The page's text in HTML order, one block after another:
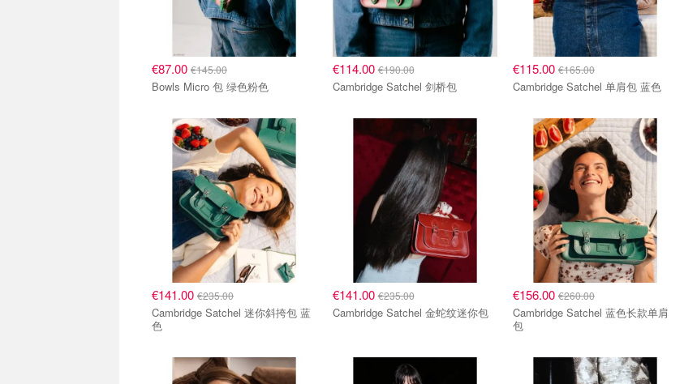
€87.00 €145.00
Bowls Micro 包 绿色粉色
€114.00€190.00
Cambridge Satchel 剑桥包
€115.00 €165.00
Cambridge Satchel 单肩包 蓝色
€141.00 €235.00
Cambridge Satchel 迷你斜挎包 蓝
色
€141.00€235.00
Cambridge Satchel 金蛇纹迷你包
€156.00 €260.00
Cambridge Satchel 蓝色长款单肩
包